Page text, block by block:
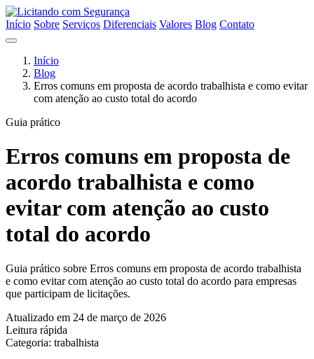
Início Sobre Serviços Diferenciais Valores Blog Contato
Início
Blog
Erros comuns em proposta de acordo trabalhista e como evitar
com atenção ao custo total do acordo
Guia prático
Erros comuns em proposta de
acordo trabalhista e como
evitar com atenção ao custo
total do acordo
Guia prático sobre Erros comuns em proposta de acordo trabalhista
e como evitar com atenção ao custo total do acordo para empresas
que participam de licitações.
Atualizado em 24 de março de 2026
Leitura rápida
Categoria: trabalhista